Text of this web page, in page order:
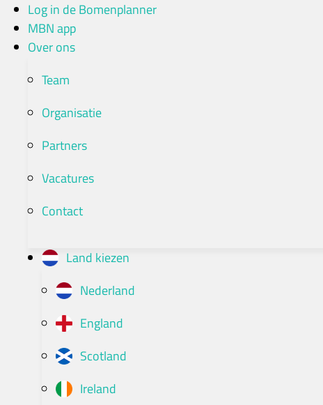
naar
Log in de Bomenplanner
MBN app
Over ons
Team
Organisatie
Partners
Vacatures
Contact
Land kiezen
Nederland
England
Scotland
Ireland